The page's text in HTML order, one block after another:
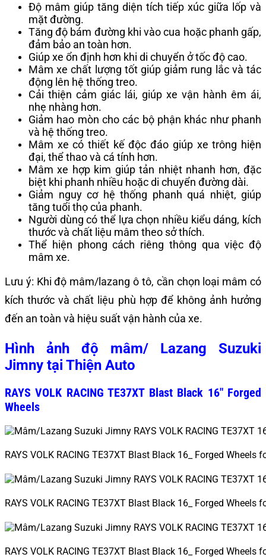
Độ mâm giúp tăng diện tích tiếp xúc giữa lốp và
mặt đường.
Tăng độ bám đường khi vào cua hoặc phanh gấp,
đảm bảo an toàn hơn.
Giúp xe ổn định hơn khi di chuyển ở tốc độ cao.
Mâm xe chất lượng tốt giúp giảm rung lắc và tác
động lên hệ thống treo.
Cải thiện cảm giác lái, giúp xe vận hành êm ái,
nhẹ nhàng hơn.
Giảm hao mòn cho các bộ phận khác như phanh
và hệ thống treo.
Mâm xe có thiết kế độc đáo giúp xe trông hiện
đại, thể thao và cá tính hơn.
Mâm xe hợp kim giúp tản nhiệt nhanh hơn, đặc
biệt khi phanh nhiều hoặc di chuyển đường dài.
Giảm nguy cơ hệ thống phanh quá nhiệt, giúp
tăng tuổi thọ của phanh.
Người dùng có thể lựa chọn nhiều kiểu dáng, kích
thước và chất liệu mâm theo sở thích.
Thể hiện phong cách riêng thông qua việc độ
mâm xe.
Lưu ý: Khi độ mâm/lazang ô tô, cần chọn loại mâm có
kích thước và chất liệu phù hợp để không ảnh hưởng
đến an toàn và hiệu suất vận hành của xe.
Hình ảnh độ mâm/ Lazang Suzuki
Jimny tại Thiện Auto
RAYS VOLK RACING TE37XT Blast Black 16″ Forged
Wheels
RAYS VOLK RACING TE37XT Blast Black 16_ Forged Wheels
RAYS VOLK RACING TE37XT Blast Black 16_ Forged Wheels
RAYS VOLK RACING TE37XT Blast Black 16_ Forged Wheels